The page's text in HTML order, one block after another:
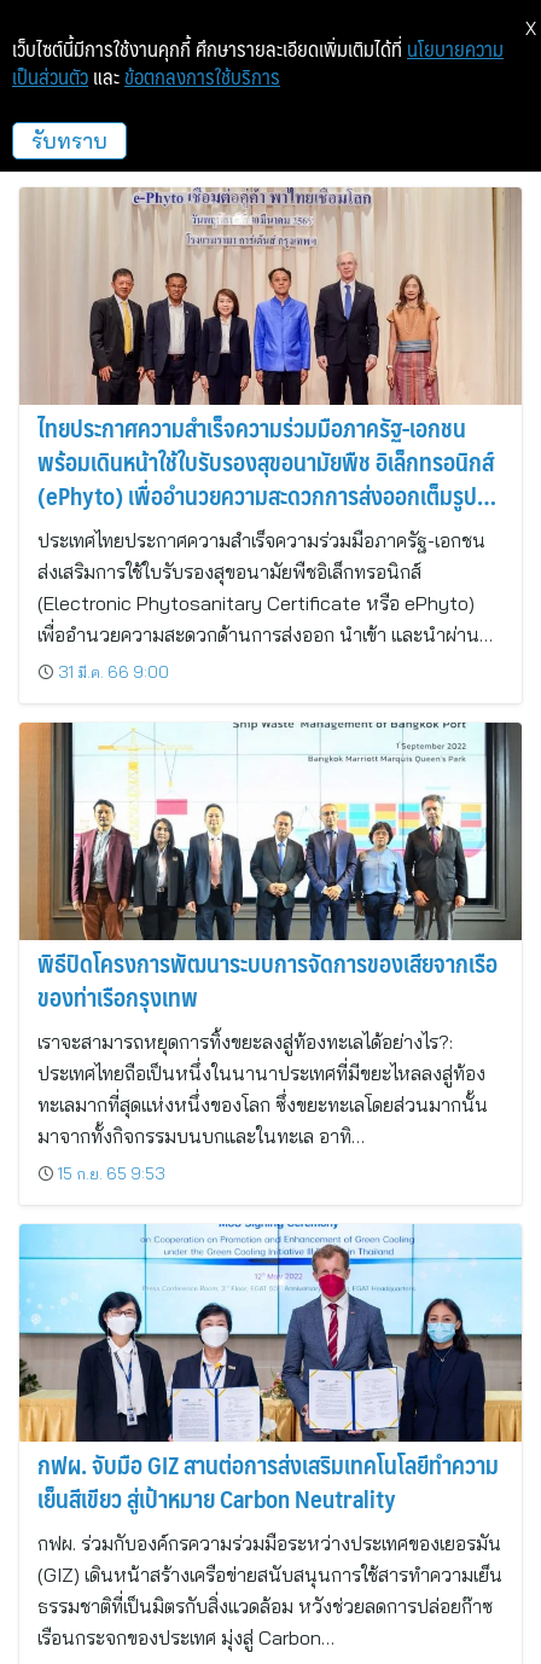
องค์กรความร่วมมือระหว่างประเทศของ
เยอรมัน
ไทยประกาศความสำเร็จความร่วมมือภาครัฐ-เอกชน
พร้อมเดินหน้าใช้ใบรับรองสุขอนามัยพืช อิเล็กทรอนิกส์
(ePhyto) เพื่ออำนวยความสะดวกการส่งออกเต็มรูป
แบบ
ประเทศไทยประกาศความสำเร็จความร่วมมือภาครัฐ-เอกชน
ส่งเสริมการใช้ใบรับรองสุขอนามัยพืชอิเล็กทรอนิกส์
(Electronic Phytosanitary Certificate หรือ ePhyto)
เพื่ออำนวยความสะดวกด้านการส่งออก นำเข้า และนำผ่าน…
31 มี.ค. 66 9:00
พิธีปิดโครงการพัฒนาระบบการจัดการของเสียจากเรือ
ของท่าเรือกรุงเทพ
เราจะสามารถหยุดการทิ้งขยะลงสู่ท้องทะเลได้อย่างไร?:
ประเทศไทยถือเป็นหนึ่งในนานาประเทศที่มีขยะไหลลงสู่ท้อง
ทะเลมากที่สุดแห่งหนึ่งของโลก ซึ่งขยะทะเลโดยส่วนมากนั้น
มาจากทั้งกิจกรรมบนบกและในทะเล อาทิ…
15 ก.ย. 65 9:53
กฟผ. จับมือ GIZ สานต่อการส่งเสริมเทคโนโลยีทำความ
เย็นสีเขียว สู่เป้าหมาย Carbon Neutrality
กฟผ. ร่วมกับองค์กรความร่วมมือระหว่างประเทศของเยอรมัน
(GIZ) เดินหน้าสร้างเครือข่ายสนับสนุนการใช้สารทำความเย็น
ธรรมชาติที่เป็นมิตรกับสิ่งแวดล้อม หวังช่วยลดการปล่อยก๊าซ
เรือนกระจกของประเทศ มุ่งสู่ Carbon…
เว็บไซต์นี้มีการใช้งานคุกกี้ ศึกษารายละเอียดเพิ่มเติมได้ที่ นโยบายความ
เป็นส่วนตัว และ ข้อตกลงการใช้บริการ
รับทราบ
X